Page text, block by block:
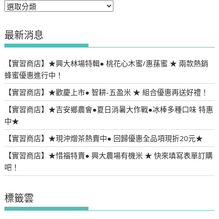
分
最新消息
【實習商店】★興大林場特輯● 桃花心木蜜/惠蓀蜜 ★ 兩款熱銷
蜂蜜優惠進行中！
【實習商店】★歡慶上市● 智耕-五盈米 ★ 組合優惠再送好禮！
【實習商店】★吉安鄉農會●夏日消暑大作戰●冰棒多種口味 特惠
中★
【實習商店】★現沖熷茶熱賣中● 回歸優惠全品項現折20元★
【實習商店】★惜福特賣● 興大農場有機米 ★ 快來填寫表單訂購
吧！
標籤雲